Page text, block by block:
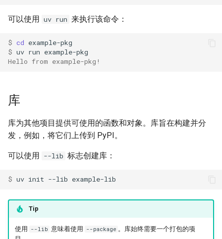
可以使用 uv run 来执行该命令：
$ cd
$ uv run
Hello from example-pkg!
库
库为其他项目提供可使用的函数和对象。库旨在构建并分
发，例如，将它们上传到 PyPI。
可以使用 --lib 标志创建库：
$ uv init --lib
Tip
使用 --lib 意味着使用 --package 。库始终需要一个打包的项